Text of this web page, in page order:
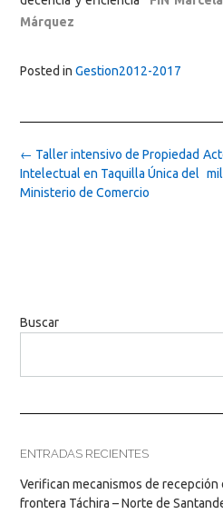
Márquez
Posted in Gestion2012-2017
Post
navigation
← Taller intensivo de Propiedad
Intelectual en Taquilla Única del
Ministerio de Comercio
Buscar
ENTRADAS RECIENTES
Verifican mecanismos de recepción
frontera Táchira – Norte de